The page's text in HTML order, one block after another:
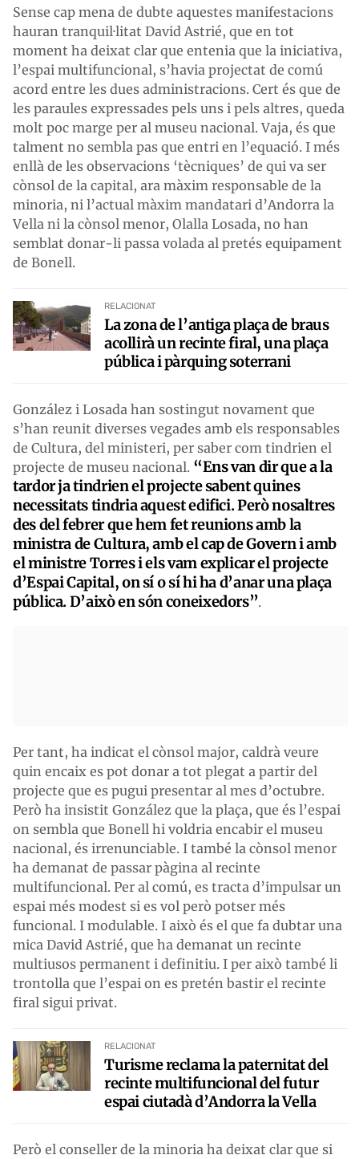
Sense cap mena de dubte aquestes manifestacions
hauran tranquil·litat David Astrié, que en tot
moment ha deixat clar que entenia que la iniciativa,
l’espai multifuncional, s’havia projectat de comú
acord entre les dues administracions. Cert és que de
les paraules expressades pels uns i pels altres, queda
molt poc marge per al museu nacional. Vaja, és que
talment no sembla pas que entri en l’equació. I més
enllà de les observacions ‘tècniques’ de qui va ser
cònsol de la capital, ara màxim responsable de la
minoria, ni l’actual màxim mandatari d’Andorra la
Vella ni la cònsol menor, Olalla Losada, no han
semblat donar-li passa volada al pretés equipament
de Bonell.
RELACIONAT
La zona de l’antiga plaça de braus
acollirà un recinte firal, una plaça
pública i pàrquing soterrani
González i Losada han sostingut novament que
s’han reunit diverses vegades amb els responsables
de Cultura, del ministeri, per saber com tindrien el
projecte de museu nacional. “Ens van dir que a la
tardor ja tindrien el projecte sabent quines
necessitats tindria aquest edifici. Però nosaltres
des del febrer que hem fet reunions amb la
ministra de Cultura, amb el cap de Govern i amb
el ministre Torres i els vam explicar el projecte
d’Espai Capital, on sí o sí hi ha d’anar una plaça
pública. D’això en són coneixedors”.
Per tant, ha indicat el cònsol major, caldrà veure
quin encaix es pot donar a tot plegat a partir del
projecte que es pugui presentar al mes d’octubre.
Però ha insistit González que la plaça, que és l’espai
on sembla que Bonell hi voldria encabir el museu
nacional, és irrenunciable. I també la cònsol menor
ha demanat de passar pàgina al recinte
multifuncional. Per al comú, es tracta d’impulsar un
espai més modest si es vol però potser més
funcional. I modulable. I això és el que fa dubtar una
mica David Astrié, que ha demanat un recinte
multiusos permanent i definitiu. I per això també li
trontolla que l’espai on es pretén bastir el recinte
firal sigui privat.
RELACIONAT
Turisme reclama la paternitat del
recinte multifuncional del futur
espai ciutadà d’Andorra la Vella
Però el conseller de la minoria ha deixat clar que si